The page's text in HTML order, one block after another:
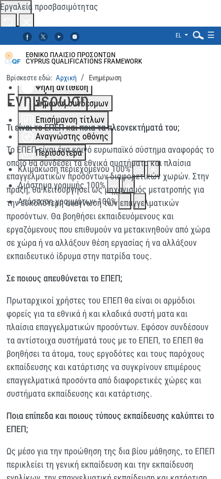
Εργαλεία προσβασιμότητας
Αλλαγή χρωμάτων
Μονόχρωμο
Ψηλή αντίθεση
Σήμανση συνδέσμων
Επισήμανση τίτλων
Αναγνώστης οθόνης
Περισσότερα
Κλιμάκωση περιεχομένου 100%
Διάστημα γραμμής 100%
Απόσταση γραμμάτων100%
ΕΘΝΙΚΟ ΠΛΑΙΣΙΟ ΠΡΟΣΟΝΤΩΝ
CYPRUS QUALIFICATIONS FRAMEWORK
Αναζήτηση...
EL ☰
Βρίσκεστε εδώ: Αρχική Ενημέρωση
Ενημέρωση
Τι είναι το ΕΠΕΠ και ποια τα πλεονεκτήματά του;
Το ΕΠΕΠ είναι ένα κοινό ευρωπαϊκό σύστημα αναφοράς το
οποίο θα συνδέσει τα εθνικά συστήματα και πλαίσια
επαγγελματικών προσόντων διαφορετικών χωρών. Στην
πράξη, θα λειτουργήσει ως μηχανισμός μετατροπής για
την ευκολότερη ανάγνωση των επαγγελματικών
προσόντων. Θα βοηθήσει εκπαιδευόμενους και
εργαζόμενους που επιθυμούν να μετακινηθούν από χώρα
σε χώρα ή να αλλάξουν θέση εργασίας ή να αλλάξουν
εκπαιδευτικό ίδρυμα στην πατρίδα τους.
Σε ποιους απευθύνεται το ΕΠΕΠ;
Πρωταρχικοί χρήστες του ΕΠΕΠ θα είναι οι αρμόδιοι
φορείς για τα εθνικά ή και κλαδικά συστή ματα και
πλαίσια επαγγελματικών προσόντων. Εφόσον συνδέσουν
τα αντίστοιχα συστήματά τους με το ΕΠΕΠ, το ΕΠΕΠ θα
βοηθήσει τα άτομα, τους εργοδότες και τους παρόχους
εκπαίδευσης και κατάρτισης να συγκρίνουν επιμέρους
επαγγελματικά προσόντα από διαφορετικές χώρες και
συστήματα εκπαίδευσης και κατάρτισης.
Ποια επίπεδα και ποιους τύπους εκπαίδευσης καλύπτει το
ΕΠΕΠ;
Ως μέσο για την προώθηση της δια βίου μάθησης, το ΕΠΕΠ
περικλείει τη γενική εκπαίδευση και την εκπαίδευση